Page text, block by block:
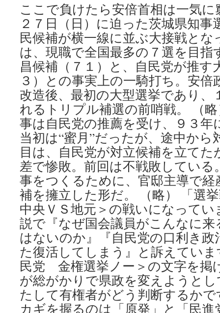
ここで負けたら安倍首相は一気
２７日（日）に迫った茨城県知事
民候補が横一線に並ぶ大接戦とな
は、現職で全国最多の７選を目指
昌候補（７１）と、自民党が推す
３）との事実上の一騎打ち。安
改造後、最初の大型選挙であり、
れるトリプル補選の前哨戦。 （
事は自民党の推薦を受け、９３年
当初は“蜜月”だったが、途中から
目は、自民党が対立候補を立てた
差で惨敗。前回は不戦敗している
事をつくるために、官邸主導で経
補を擁立した形だ。 （略） 「選
中央ＶＳ地元＞の戦いになって
説で『なぜ国会議員がこんなに
はないのか』『自民党の口利き
た復活してしまう』と訴えてい
民党 金権選挙ノー＞の文字を掲
が総がかりで県政を変えようと
たして有権者がどう判断するか
カギを握るのは「原発」と「民